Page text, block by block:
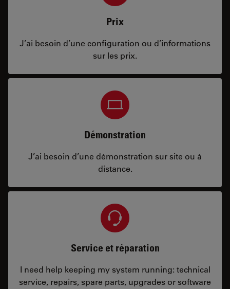
Prix
J’ai besoin d’une configuration ou d’informations
sur les prix.
Démonstration
J’ai besoin d’une démonstration sur site ou à
distance.
Service et réparation
I need help keeping my system running: technical
service, repairs, spare parts, upgrades or software